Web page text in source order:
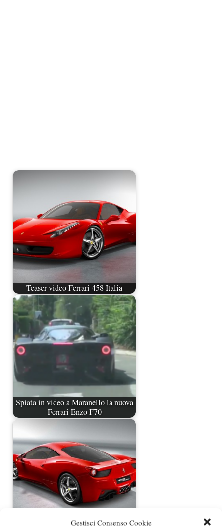
Gestisci Consenso Cookie
Teaser video Ferrari 458 Italia
Spiata in video a Maranello la nuova
Ferrari Enzo F70